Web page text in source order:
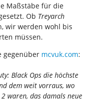
Maßstäbe für die
Ob Treyarch
wir werden wohl bis
müssen.
gegenüber mcvuk.com:
Black Ops die höchste
dem weit vorraus, wo
waren, das damals neue